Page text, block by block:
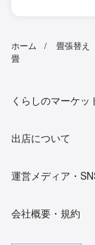
ホーム 畳張替え
畳
くらしのマーケッ
出店について
運営メディア・
会社概要・規約